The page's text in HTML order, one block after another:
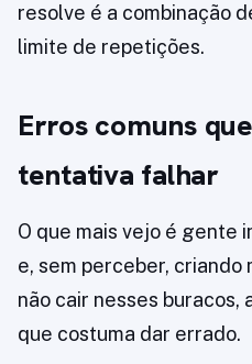
resolve é a combinação
limite de repetições.
Erros comuns
tentativa falhar
O que mais vejo é gente
e, sem perceber, criando
não cair nesses buracos,
que costuma dar errado.